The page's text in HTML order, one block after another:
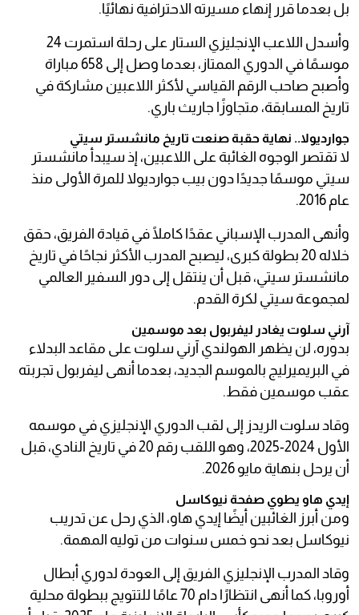
بل بعدما قرر إنهاء مسيرته الاحترافية نهائيًا.
وأسدل اللاعب الإنجليزي الستار على رحلة استمرت 24
موسمًا في الدوري الممتاز، بعدما وصل إلى 658 مباراة
وأصبح صاحب الرقم القياسي لأكثر اللاعبين مشاركة في
تاريخ المسابقة، متجاوزًا جاريث باري.
جوارديولا.. نهاية حقبة صنعت تاريخ مانشستر سيتي
لا تقتصر الوجوه الغائبة على اللاعبين، إذ سيبدأ مانشستر
سيتي موسمًا جديدًا دون بيب جوارديولا للمرة الأولى منذ
عام 2016.
وأنهى المدرب الإسباني عقدًا كاملًا في قيادة الفريق، حقق
خلاله 20 بطولة كبرى، ليصبح المدرب الأكثر نجاحًا في تاريخ
مانشستر سيتي، قبل أن ينتقل إلى دور السفير العالمي
لمجموعة سيتي لكرة القدم.
آرني سلوت يغادر ليفربول بعد موسمين
بدوره، لن يظهر الهولندي آرني سلوت على مقاعد البدلاء
في البريميرليج بالموسم الجديد، بعدما أنهى ليفربول تجربته
عقب موسمين فقط.
وقاد سلوت الريدز إلى لقب الدوري الإنجليزي في موسمه
الأول 2024-2025، وهو اللقب رقم 20 في تاريخ النادي، قبل
أن يرحل بنهاية مايو 2026.
إيدي هاو يطوي صفحة نيوكاسل
ومن أبرز الغائبين أيضًا إيدي هاو، الذي رحل عن تدريب
نيوكاسل بعد نحو خمس سنوات من توليه المهمة.
وقاد المدرب الإنجليزي الفريق إلى العودة لدوري أبطال
أوروبا، كما أنهى انتظارًا دام 70 عامًا للتتويج ببطولة محلية